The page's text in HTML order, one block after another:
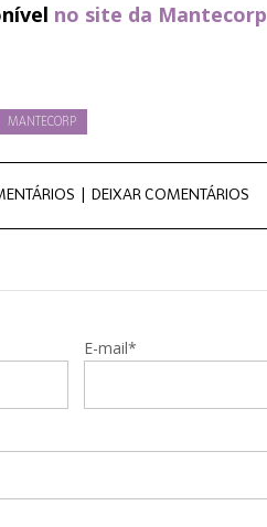
no site da Mantecorp
MANTECORP
| DEIXAR COMENTÁRIOS
E-mail*